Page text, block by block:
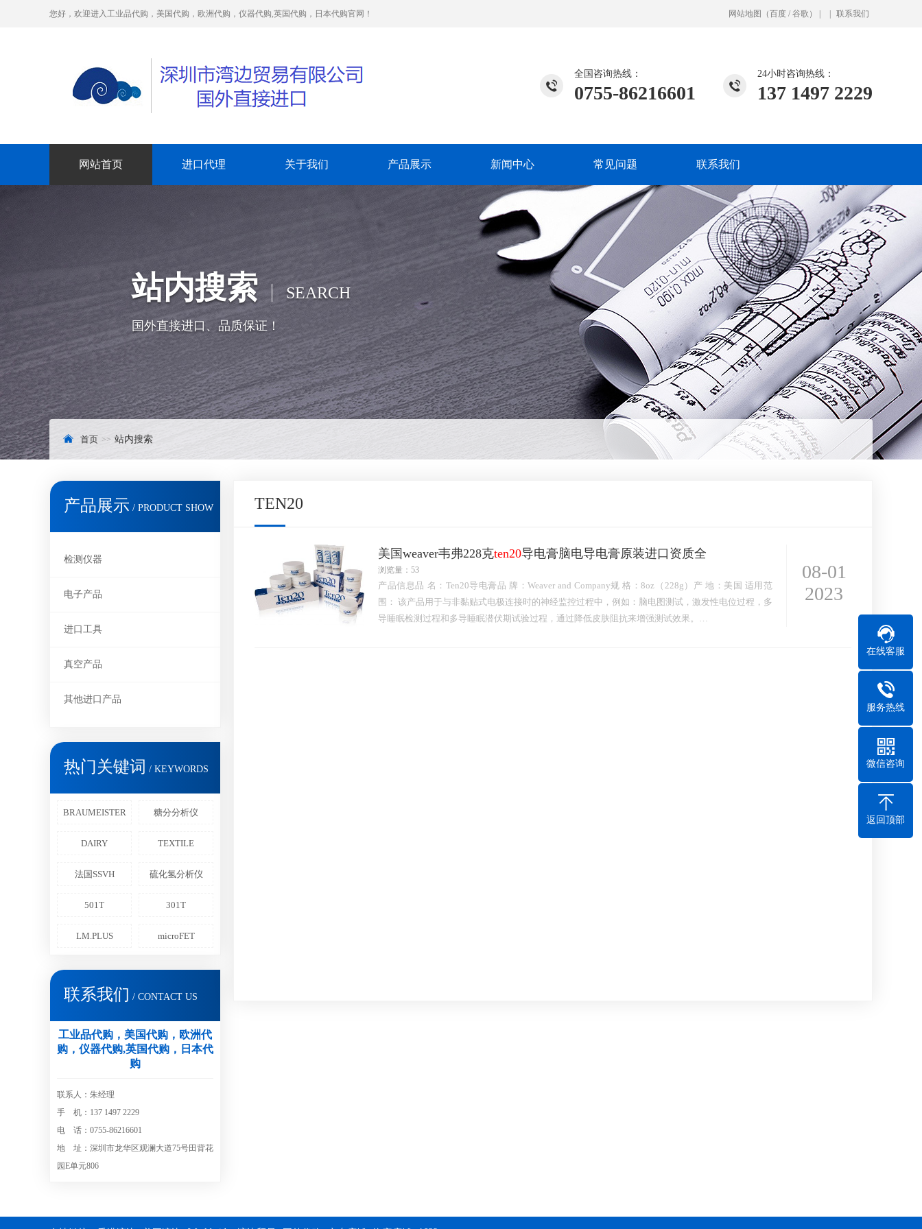
您好，欢迎进入工业品代购，美国代购，欧洲代购，仪器代购,英国代购，日本代购官网！ 网站地图 （百度 / 谷歌 ） 联系我们
24小时咨询热线：
137 1497 2229
全国咨询热线：
0755-86216601
网站首页 进口代理 关于我们 产品展示 新闻中心 常见问题 联系我们
站内搜索 SEARCH
国外直接进口、品质保证！
首页 站内搜索
产品展示 / PRODUCT SHOW
检测仪器
电子产品
进口工具
真空产品
其他进口产品
热门关键词 / KEYWORDS
BRAUMEISTER 糖分分析仪
DAIRY TEXTILE
法国SSVH 硫化氢分析仪
501T 301T
LM.PLUS microFET
联系我们 / CONTACT US
工业品代购，美国代购，欧洲代
购，仪器代购,英国代购，日本代
购
联系人：朱经理
手 机：137 1497 2229
电 话：0755-86216601
地 址：深圳市龙华区观澜大道75号田背花
园E单元806
TEN20
美国weaver韦弗228克ten20导电膏脑电导电膏原装进口资质全
浏览量：53
产品信息品 名：Ten20导电膏品 牌：Weaver and Company规 格：8oz（228g）产 地：美国 适用范
围： 该产品用于与非黏贴式电极连接时的神经监控过程中，例如：脑电图测试，激发性电位过程，多
导睡眠检测过程和多导睡眠潜伏期试验过程，通过降低皮肤阻抗来增强测试效果。…
08-01
2023
在线客服
服务热线
微信咨询
返回顶部